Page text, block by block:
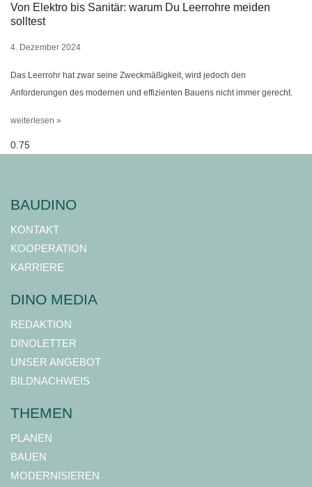
Von Elektro bis Sanitär: warum Du Leerrohre meiden
solltest
4. Dezember 2024
Das Leerrohr hat zwar seine Zweckmäßigkeit, wird jedoch den
Anforderungen des modernen und effizienten Bauens nicht immer gerecht.
weiterlesen »
BAUDINO
KONTAKT
KOOPERATION
KARRIERE
DINO MEDIA
REDAKTION
DINOLETTER
UNSER ANGEBOT
BILDNACHWEIS
THEMEN
PLANEN
BAUEN
MODERNISIEREN